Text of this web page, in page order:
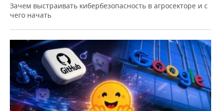
Зачем выстраивать кибербезопасность в агросекторе и с
чего начать